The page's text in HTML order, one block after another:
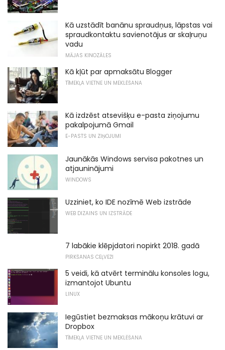
Kā uzstādīt banānu spraudņus, lāpstas vai
spraudkontaktu savienotājus ar skaļruņu
vadu
MĀJAS KINOZĀLES
Kā kļūt par apmaksātu Blogger
TĪMEKĻA VIETNE UN MEKLĒŠANA
Kā izdzēst atsevišķu e-pasta ziņojumu
pakalpojumā Gmail
E-PASTS UN ZIŅOJUMI
Jaunākās Windows servisa pakotnes un
atjauninājumi
WINDOWS
Uzziniet, ko IDE nozīmē Web izstrāde
WEB DIZAINS UN IZSTRĀDE
7 labākie klēpjdatori nopirkt 2018. gadā
PIRKŠANAS CEĻVEŽI
5 veidi, kā atvērt terminālu konsoles logu,
izmantojot Ubuntu
LINUX
Iegūstiet bezmaksas mākoņu krātuvi ar
Dropbox
TĪMEKĻA VIETNE UN MEKLĒŠANA